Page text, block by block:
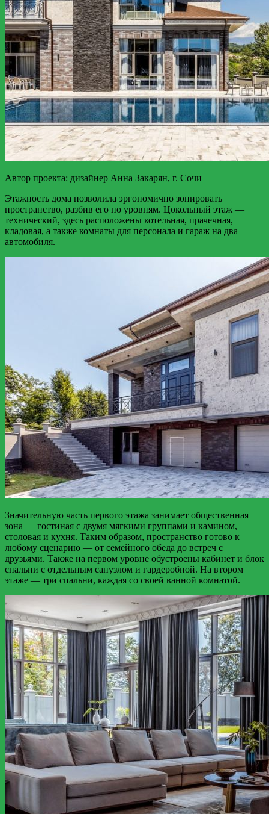
Автор проекта: дизайнер Анна Закарян, г. Сочи
Этажность дома позволила эргономично зонировать
пространство, разбив его по уровням. Цокольный этаж —
технический, здесь расположены котельная, прачечная,
кладовая, а также комнаты для персонала и гараж на два
автомобиля.
Значительную часть первого этажа занимает общественная
зона — гостиная с двумя мягкими группами и камином,
столовая и кухня. Таким образом, пространство готово к
любому сценарию — от семейного обеда до встреч с
друзьями. Также на первом уровне обустроены кабинет и блок
спальни с отдельным санузлом и гардеробной. На втором
этаже — три спальни, каждая со своей ванной комнатой.